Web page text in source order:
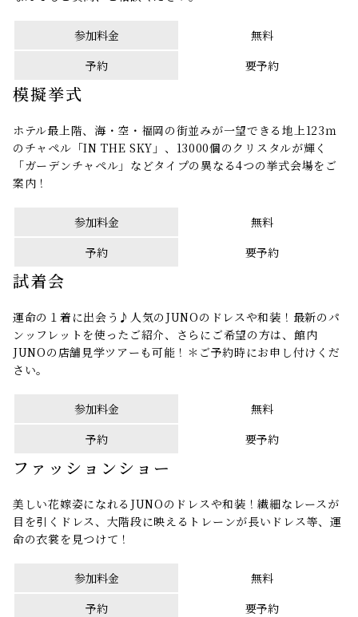
参加料金
無料
予約
要予約
模擬挙式
ホテル最上階、海・空・福岡の街並みが一望できる地上123ｍ
のチャペル「IN THE SKY」、13000個のクリスタルが輝く
「ガーデンチャペル」などタイプの異なる4つの挙式会場をご
案内！
参加料金
無料
予約
要予約
試着会
運命の１着に出会う♪人気のJUNOのドレスや和装！最新のパ
ンッフレットを使ったご紹介、さらにご希望の方は、館内
JUNOの店舗見学ツアーも可能！＊ご予約時にお申し付けくだ
さい。
参加料金
無料
予約
要予約
ファッションショー
美しい花嫁姿になれるJUNOのドレスや和装！繊細なレースが
目を引くドレス、大階段に映えるトレーンが長いドレス等、運
命の衣裳を見つけて！
参加料金
無料
予約
要予約